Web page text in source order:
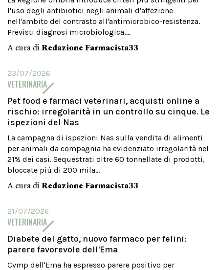
l'uso degli antibiotici negli animali d'affezione
nell'ambito del contrasto all'antimicrobico-resistenza.
Previsti diagnosi microbiologica,...
A cura di Redazione Farmacista33
23/07/2026
VETERINARIA
Pet food e farmaci veterinari, acquisti online a
rischio: irregolarità in un controllo su cinque. Le
ispezioni del Nas
La campagna di ispezioni Nas sulla vendita di alimenti
per animali da compagnia ha evidenziato irregolarità nel
21% dei casi. Sequestrati oltre 60 tonnellate di prodotti,
bloccate più di 200 mila...
A cura di Redazione Farmacista33
21/07/2026
VETERINARIA
Diabete del gatto, nuovo farmaco per felini:
parere favorevole dell'Ema
Cvmp dell'Ema ha espresso parere positivo per